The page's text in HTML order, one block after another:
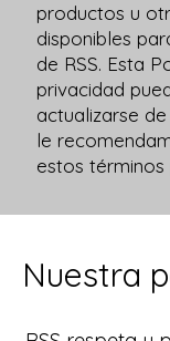
productos u
disponibles
de RSS. Esta
privacidad
actualizarse
le
estos
Nuestra